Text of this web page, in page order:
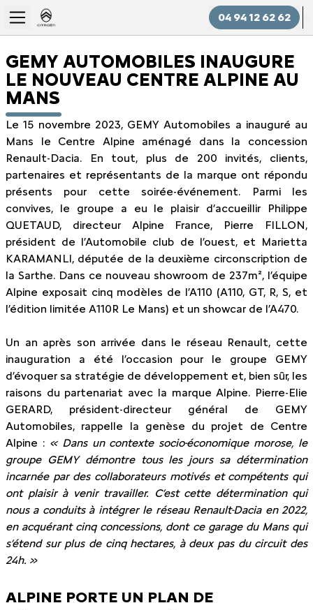
04 94 12 62 62
GEMY AUTOMOBILES INAUGURE
LE NOUVEAU CENTRE ALPINE AU
MANS
Le 15 novembre 2023, GEMY Automobiles a inauguré au
Mans le Centre Alpine aménagé dans la concession
Renault-Dacia. En tout, plus de 200 invités, clients,
partenaires et représentants de la marque ont répondu
présents pour cette soirée-événement. Parmi les
convives, le groupe a eu le plaisir d’accueillir Philippe
QUETAUD, directeur Alpine France, Pierre FILLON,
président de l’Automobile club de l’ouest, et Marietta
KARAMANLI, députée de la deuxième circonscription de
la Sarthe. Dans ce nouveau showroom de 237m², l’équipe
Alpine exposait cinq modèles de l’A110 (A110, GT, R, S, et
l’édition limitée A110R Le Mans) et un showcar de l’A470.
Un an après son arrivée dans le réseau Renault, cette
inauguration a été l’occasion pour le groupe GEMY
d’évoquer sa stratégie de développement et, bien sûr, les
raisons du partenariat avec la marque Alpine. Pierre-Elie
GERARD, président-directeur général de GEMY
Automobiles, rappelle la genèse du projet de Centre
Alpine : « Dans un contexte socio-économique morose, le
groupe GEMY démontre tous les jours sa détermination
incarnée par des collaborateurs motivés et compétents qui
ont plaisir à venir travailler. C’est cette détermination qui
nous a conduits à intégrer le réseau Renault-Dacia en 2022,
en acquérant cinq concessions, dont ce garage du Mans qui
s’étend sur plus de cinq hectares, à deux pas du circuit des
24h. »
ALPINE PORTE UN PLAN DE